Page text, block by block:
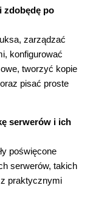
na awarie (101)
Linux
w systemie
zdobędę po
zarządzać
konfigurować
tworzyć kopie
pisać proste
serwerów i ich
poświęcone
serwerów, takich
praktycznymi